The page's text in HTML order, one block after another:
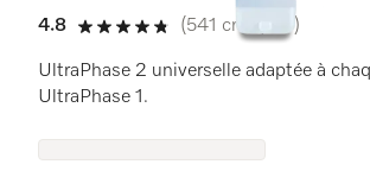
4.8
4.8 étoiles sur 5
(541 critiques)
UltraPhase 2 universelle adaptée à
UltraPhase 1.